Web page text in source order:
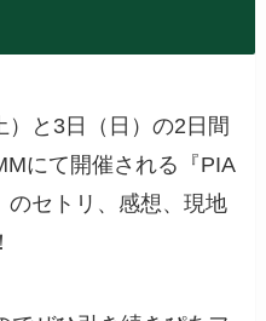
と3日（日）の2日間
にて開催される『PIA
のセトリ、感想、現地